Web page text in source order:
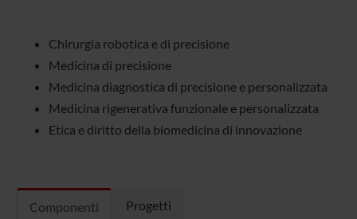
Chirurgia robotica e di precisione
Medicina di precisione
Medicina diagnostica di precisione e personalizzata
Medicina rigenerativa funzionale e personalizzata
Etica e diritto della biomedicina di innovazione
Componenti Progetti